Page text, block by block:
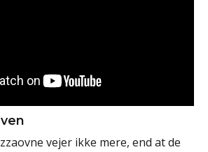
vejer ikke mere, end at de